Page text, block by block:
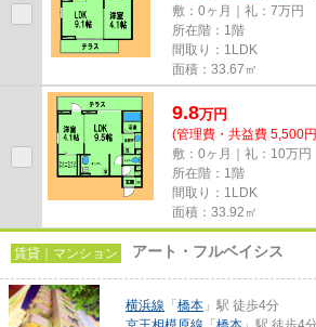
敷：0ヶ月｜礼：7万円
所在階：1階
間取り：1LDK
面積：33.67㎡
9.8万円
(管理費・共益費 5,500
敷：0ヶ月｜礼：10万円
所在階：1階
間取り：1LDK
面積：33.92㎡
賃貸｜マンション アート・フルベイシス
横浜線 「 橋本 」駅 徒歩4分